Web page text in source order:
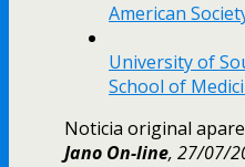
American
University of
School of
Noticia original
Jano On-line, 27/07/